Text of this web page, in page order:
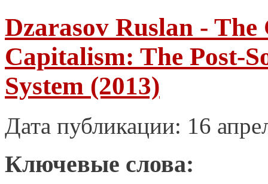
Dzarasov Ruslan -
Capitalism: The Post-
System (2013)
Дата публикации: 16
Ключевые слова: